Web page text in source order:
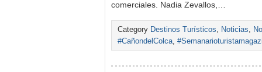
comerciales. Nadia Zevallos,…
Category Destinos Turísticos, Noticias,
#CañondelColca,